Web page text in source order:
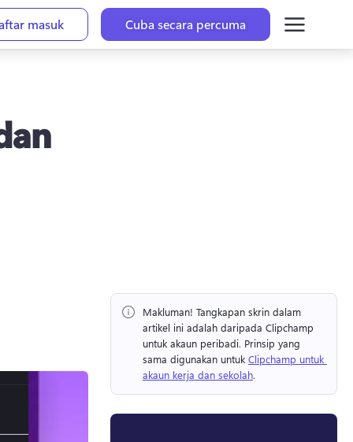
masuk Cuba secara percuma
Makluman! Tangkapan skrin dalam
artikel ini adalah daripada Clipchamp
untuk akaun peribadi. Prinsip yang
sama digunakan untuk Clipchamp untuk
akaun kerja dan sekolah.